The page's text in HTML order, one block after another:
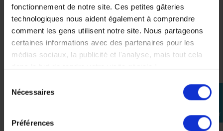
fonctionnement de notre site. Ces petites gâteries
technologiques nous aident également à comprendre
comment les gens utilisent notre site. Nous partageons
certaines informations avec des partenaires pour les
médias sociaux, la publicité et l'analyse, mais tout cela
Nécessaires
Préférences
perm_identity
connecter